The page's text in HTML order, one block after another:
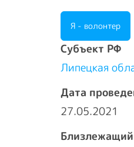
Я - волонтер
Cубъект РФ
Липецкая
Дата
27.05.2021